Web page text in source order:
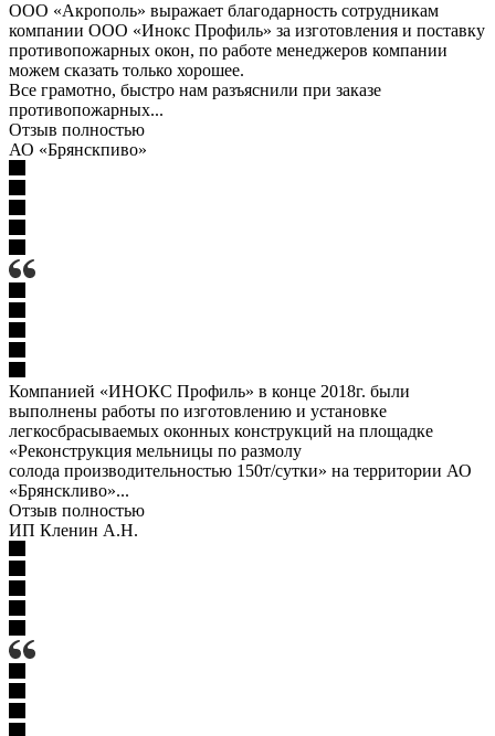
ООО «Акрополь» выражает благодарность сотрудникам
компании ООО «Инокс Профиль» за изготовления и поставку
противопожарных окон, по работе менеджеров компании
можем сказать только хорошее.
Все грамотно, быстро нам разъяснили при заказе
противопожарных...
Отзыв полностью
АО «Брянскпиво»
Компанией «ИНОКС Профиль» в конце 2018г. были
выполнены работы по изготовлению и установке
легкосбрасываемых оконных конструкций на площадке
«Реконструкция мельницы по размолу
солода производительностью 150т/сутки» на территории АО
«Брянскливо»...
Отзыв полностью
ИП Кленин А.Н.